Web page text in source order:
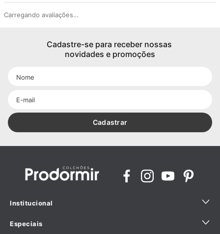
Carregando avaliações…
Cadastre-se para receber nossas
novidades e promoções
Cadastrar
Institucional
Quem Somos
Especiais